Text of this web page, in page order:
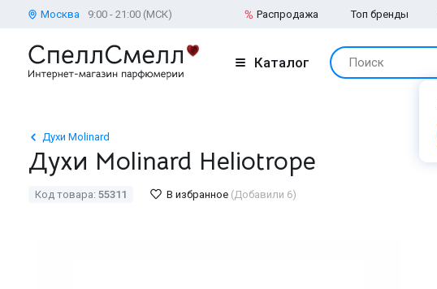
Москва 9:00 - 21:00 (МСК) Распродажа Топ бренды
Каталог Поиск
Духи Molinard
Духи Molinard Heliotrope
Код товара: 55311 В избранное (Добавили 6)